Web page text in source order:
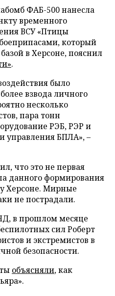
ФАБ-500 нанесла
временного
ВСУ «Птицы
который
в Херсоне, пояснил
.
было
взвода личного
несколько
пара тонн
РЭБ, РЭР и
управления БПЛА», –
что это не первая
данного формирования
Херсоне. Мирные
не пострадали.
в прошлом месяце
сил Роберт
и экстремистов в
безопасности.
объясняли, как